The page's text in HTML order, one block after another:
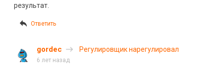
результат.
Ответить
gordec Регулировщик нарегулировал
6 лет назад